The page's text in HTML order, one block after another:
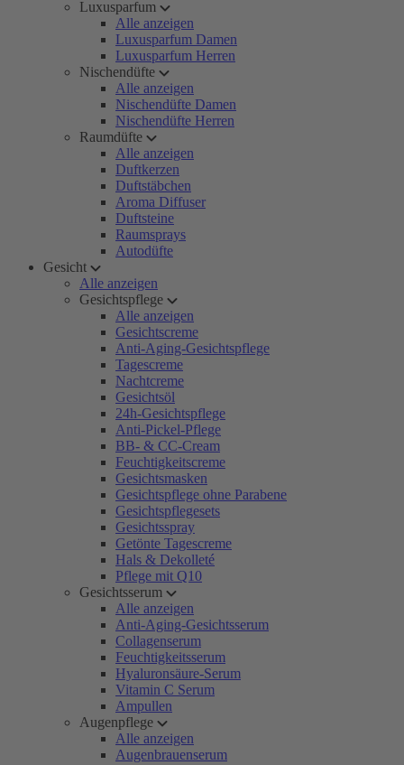
Luxusparfum
Alle anzeigen
Luxusparfum Damen
Luxusparfum Herren
Nischendüfte
Alle anzeigen
Nischendüfte Damen
Nischendüfte Herren
Raumdüfte
Alle anzeigen
Duftkerzen
Duftstäbchen
Aroma Diffuser
Duftsteine
Raumsprays
Autodüfte
Gesicht
Alle anzeigen
Gesichtspflege
Alle anzeigen
Gesichtscreme
Anti-Aging-Gesichtspflege
Tagescreme
Nachtcreme
Gesichtsöl
24h-Gesichtspflege
Anti-Pickel-Pflege
BB- & CC-Cream
Feuchtigkeitscreme
Gesichtsmasken
Gesichtspflege ohne Parabene
Gesichtspflegesets
Gesichtsspray
Getönte Tagescreme
Hals & Dekolleté
Pflege mit Q10
Gesichtsserum
Alle anzeigen
Anti-Aging-Gesichtsserum
Collagenserum
Feuchtigkeitsserum
Hyaluronsäure-Serum
Vitamin C Serum
Ampullen
Augenpflege
Alle anzeigen
Augenbrauenserum